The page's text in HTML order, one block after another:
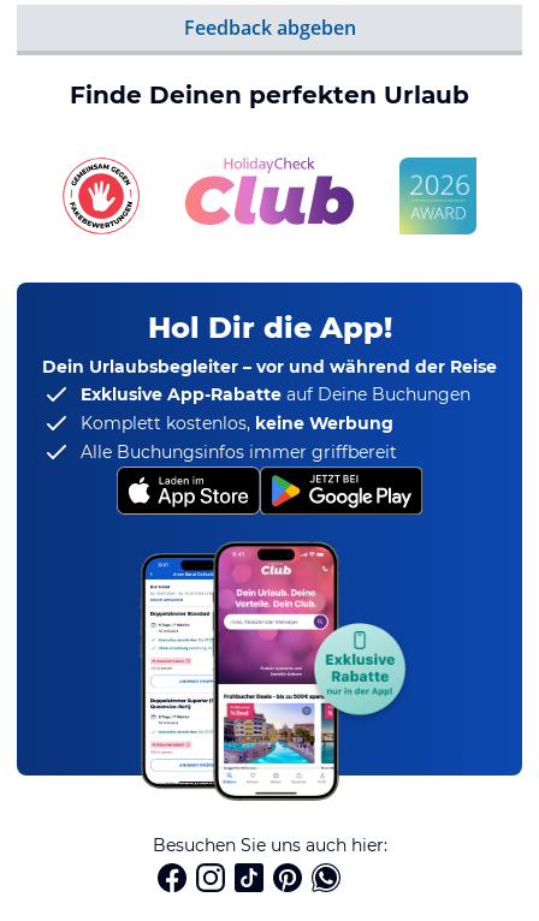
Feedback abgeben
Finde Deinen perfekten Urlaub
Hol Dir die App!
Dein Urlaubsbegleiter – vor und während der Reise
Exklusive App-Rabatte auf Deine Buchungen
Komplett kostenlos, keine Werbung
Alle Buchungsinfos immer griffbereit
Besuchen Sie uns auch hier: